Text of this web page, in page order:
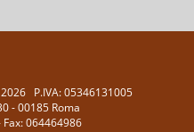
P.IVA: 05346131005
- 00185 Roma
064464986